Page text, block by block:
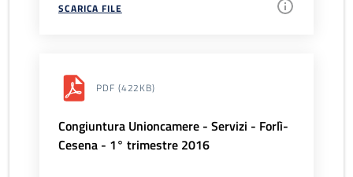
SCARICA FILE
PDF (422KB)
Congiuntura Unioncamere - Servizi - Forlì-
Cesena - 1° trimestre 2016